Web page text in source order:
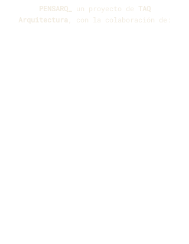
PENSARQ_ un proyecto de TAQ
Arquitectura , con la colaboración de: